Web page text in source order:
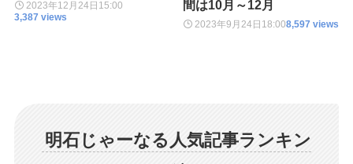
2023年12月24日 15:00
3,387 views
間は10月～12月
2023年9月24日 18:008,597 views
明石じゃーなる人気記事ランキン